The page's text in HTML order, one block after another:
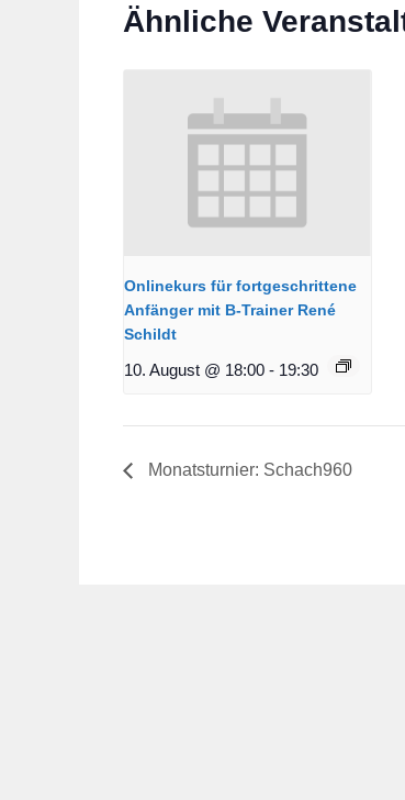
Ähnliche
Onlinekurs für fortgeschrittene
Anfänger mit B-Trainer René
Schildt
10. August @ 18:00 - 19:30
Monatsturnier: Schach960